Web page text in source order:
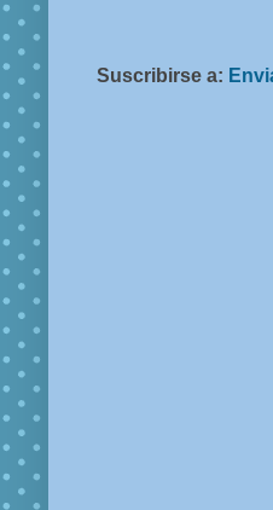
Suscribirse a: